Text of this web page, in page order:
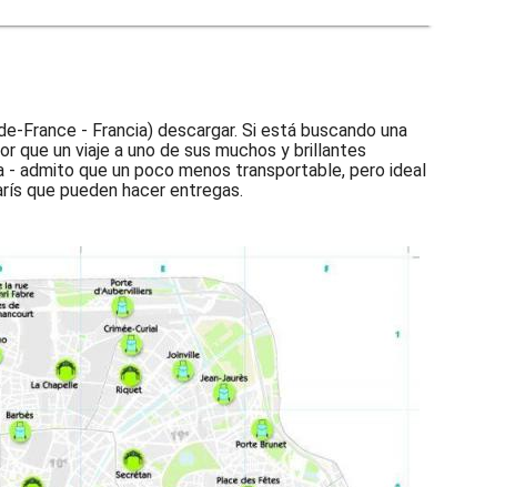
France - Francia) descargar. Si está buscando una
que un viaje a uno de sus muchos y brillantes
admito que un poco menos transportable, pero ideal
que pueden hacer entregas.